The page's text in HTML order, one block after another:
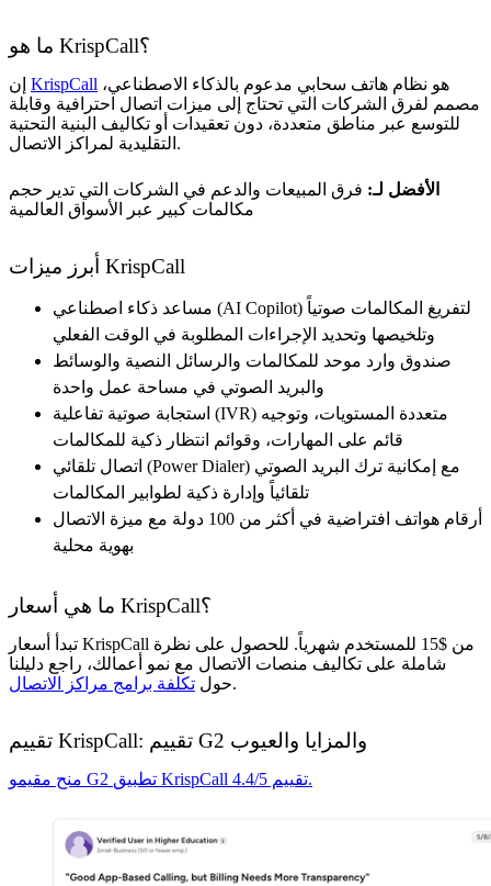
ما هو KrispCall؟
KrispCall
مصمم لفرق الشركات التي تحتاج إلى ميزات اتصال احترافية وقابلة
للتوسع عبر مناطق متعددة، دون تعقيدات أو تكاليف البنية التحتية
التقليدية لمراكز الاتصال.
الأفضل لـ: فرق المبيعات والدعم في الشركات التي تدير حجم
مكالمات كبير عبر الأسواق العالمية
أبرز ميزات KrispCall
مساعد ذكاء اصطناعي (AI Copilot) لتفريغ المكالمات صوتياً
وتلخيصها وتحديد الإجراءات المطلوبة في الوقت الفعلي
صندوق وارد موحد للمكالمات والرسائل النصية والوسائط
والبريد الصوتي في مساحة عمل واحدة
استجابة صوتية تفاعلية (IVR) متعددة المستويات، وتوجيه
قائم على المهارات، وقوائم انتظار ذكية للمكالمات
اتصال تلقائي (Power Dialer) مع إمكانية ترك البريد الصوتي
تلقائياً وإدارة ذكية لطوابير المكالمات
أرقام هواتف افتراضية في أكثر من 100 دولة مع ميزة الاتصال
بهوية محلية
ما هي أسعار KrispCall؟
تبدأ أسعار KrispCall من $15 للمستخدم شهرياً. للحصول على نظرة
شاملة على تكاليف منصات الاتصال مع نمو أعمالك، راجع دليلنا
حول تكلفة برامج مراكز الاتصال .
تقييم KrispCall: تقييم G2 والمزايا والعيوب
منح مقيمو G2 تطبيق KrispCall تقييم 4.4/5.